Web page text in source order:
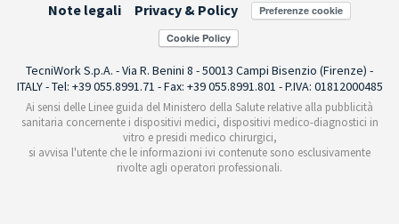
Note legali
Privacy & Policy Preferenze cookie
TecniWork S.p.A. - Via R. Benini 8 - 50013 Campi Bisenzio (Firenze) -
ITALY - Tel: +39 055.8991.71 - Fax: +39 055.8991.801 - P.IVA: 01812000485
Ai sensi delle Linee guida del Ministero della Salute relative alla pubblicità
sanitaria concernente i dispositivi medici, dispositivi medico-diagnostici in
vitro e presidi medico chirurgici,
si avvisa l'utente che le informazioni ivi contenute sono esclusivamente
rivolte agli operatori professionali.